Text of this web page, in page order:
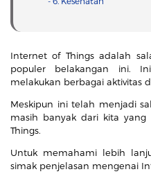
Internet of Things adalah
populer belakangan ini.
melakukan berbagai aktivitas
Meskipun ini telah menjadi
masih banyak dari kita
Things.
Untuk memahami lebih
simak penjelasan mengenai